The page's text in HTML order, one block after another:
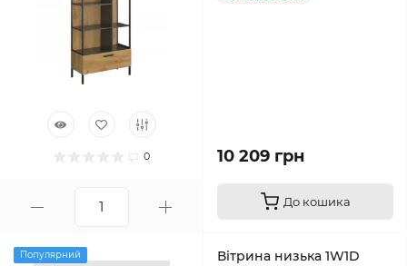
0 10 209 грн
До кошика
Популярний
Вітрина низька 1W1D